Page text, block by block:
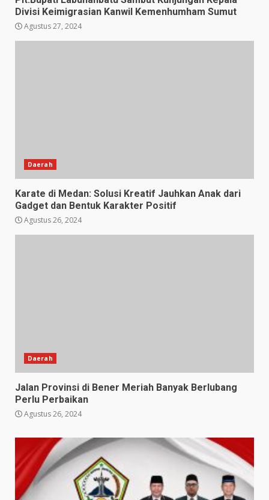
Divisi Keimigrasian Kanwil Kemenhumham Sumut
Agustus 27, 2024
Daerah
Karate di Medan: Solusi Kreatif Jauhkan Anak dari
Gadget dan Bentuk Karakter Positif
Agustus 26, 2024
Daerah
Jalan Provinsi di Bener Meriah Banyak Berlubang
Perlu Perbaikan
Agustus 26, 2024